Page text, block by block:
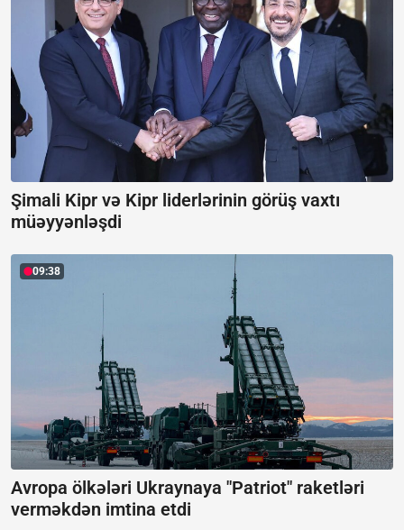
Şimali Kipr və Kipr liderlərinin görüş vaxtı
müəyyənləşdi
09:38
Avropa ölkələri Ukraynaya "Patriot" raketləri
verməkdən imtina etdi